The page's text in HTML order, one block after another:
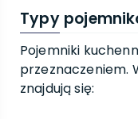
Typy
Pojemniki
przeznaczeniem.
znajdują się: